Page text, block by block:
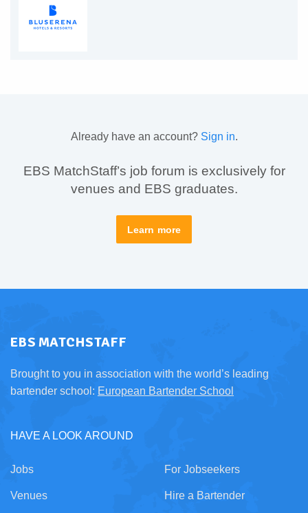
Already have an account? Sign in.
EBS MatchStaff’s job forum is exclusively for
venues and EBS graduates.
Learn more
EBS MATCHSTAFF
Brought to you in association with the world’s leading
bartender school: European Bartender School
HAVE A LOOK AROUND
Jobs
Venues
For Jobseekers
Hire a Bartender